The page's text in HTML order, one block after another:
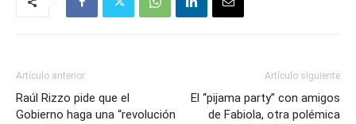
Artículo anterior
Raúl Rizzo pide que el
Gobierno haga una “revolución
Artículo siguiente
El “pijama party” con amigos
de Fabiola, otra polémica